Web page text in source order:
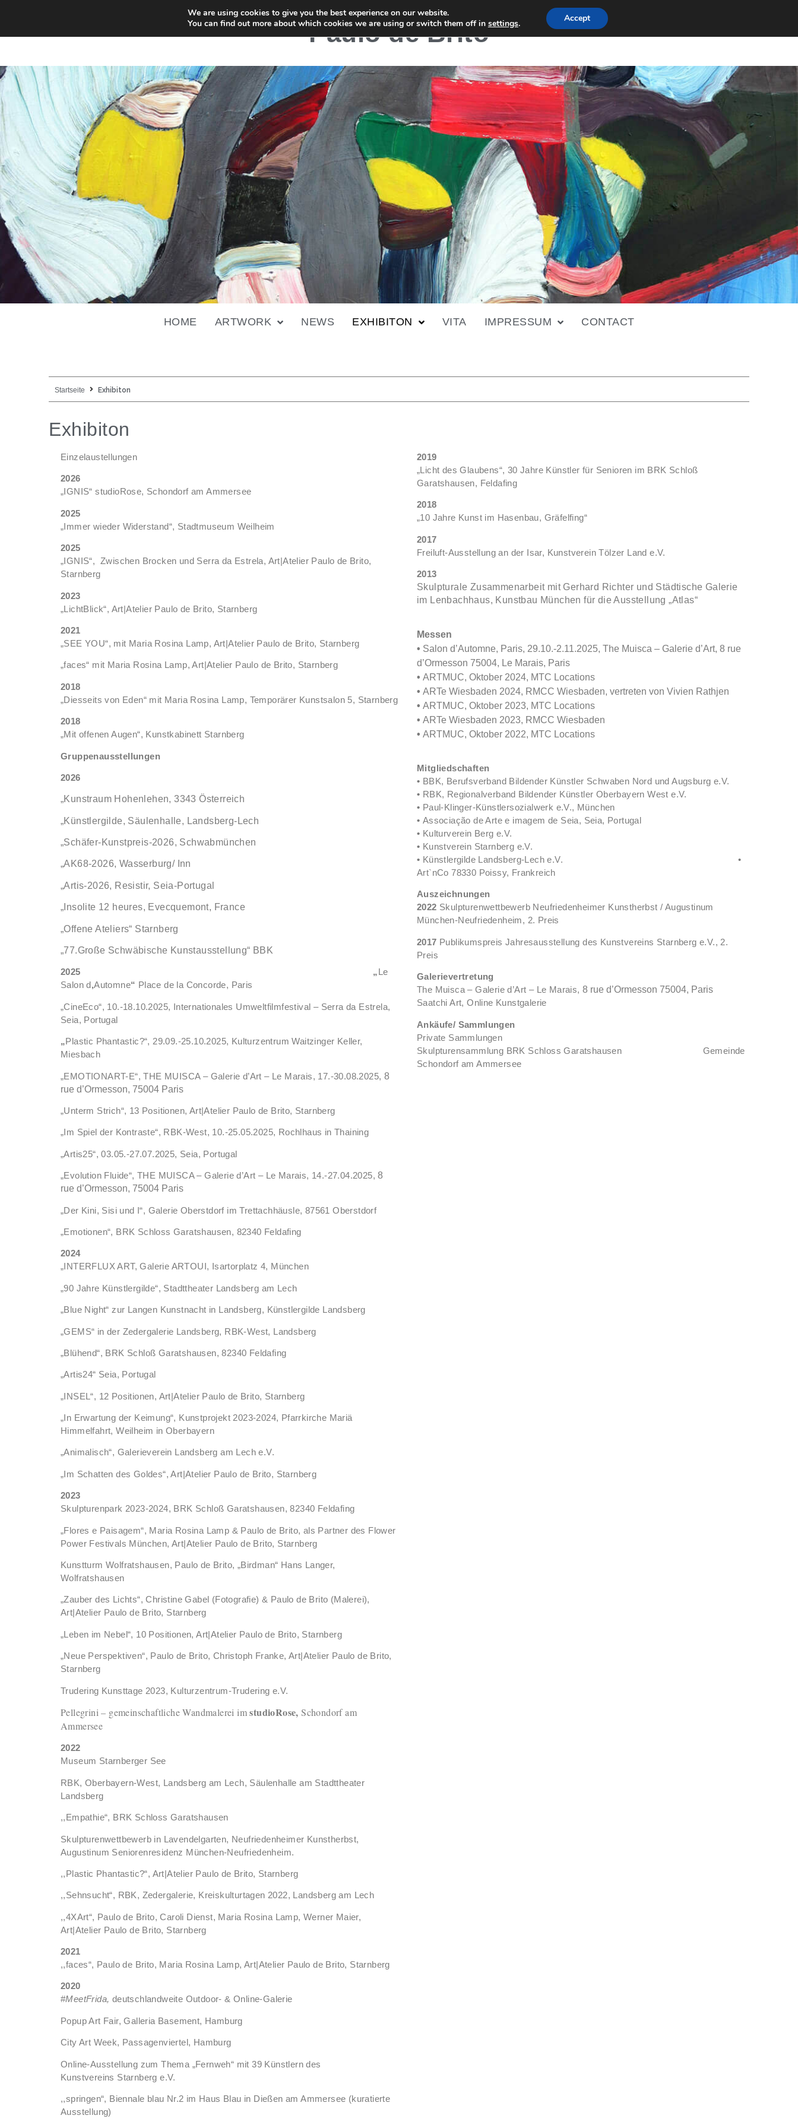
Paulo de Brito
HOME ARTWORK NEWS EXHIBITON VITA IMPRESSUM CONTACT
Startseite Exhibiton
Exhibiton
Einzelaustellungen
2026
„IGNIS“ studioRose, Schondorf am Ammersee
2025
„Immer wieder Widerstand“, Stadtmuseum Weilheim
2025
„IGNIS“, Zwischen Brocken und Serra da Estrela, Art|Atelier Paulo de Brito,
Starnberg
2023
„LichtBlick“, Art|Atelier Paulo de Brito, Starnberg
2021
„SEE YOU“, mit Maria Rosina Lamp, Art|Atelier Paulo de Brito, Starnberg
„faces“ mit Maria Rosina Lamp, Art|Atelier Paulo de Brito, Starnberg
2018
„Diesseits von Eden“ mit Maria Rosina Lamp, Temporärer Kunstsalon 5, Starnberg
2018
„Mit offenen Augen“, Kunstkabinett Starnberg
Gruppenausstellungen
2026
„Kunstraum Hohenlehen, 3343 Österreich
„Künstlergilde, Säulenhalle, Landsberg-Lech
„Schäfer-Kunstpreis-2026, Schwabmünchen
„AK68-2026, Wasserburg/ Inn
„Artis-2026, Resistir, Seia-Portugal
„Insolite 12 heures, Evecquemont, France
„Offene Ateliers“ Starnberg
„77.Große Schwäbische Kunstausstellung“ BBK
2025 „Le
Salon d‚Automne“ Place de la Concorde, Paris
„CineEco“, 10.-18.10.2025, Internationales Umweltfilmfestival – Serra da Estrela,
Seia, Portugal
„Plastic Phantastic?“, 29.09.-25.10.2025, Kulturzentrum Waitzinger Keller,
Miesbach
„EMOTIONART-E“, THE MUISCA – Galerie d’Art – Le Marais, 17.-30.08.2025, 8
rue d’Ormesson, 75004 Paris
„Unterm Strich“, 13 Positionen, Art|Atelier Paulo de Brito, Starnberg
„Im Spiel der Kontraste“, RBK-West, 10.-25.05.2025, Rochlhaus in Thaining
„Artis25“, 03.05.-27.07.2025, Seia, Portugal
„Evolution Fluide“, THE MUISCA – Galerie d’Art – Le Marais, 14.-27.04.2025,8
rue d’Ormesson, 75004 Paris
„Der Kini, Sisi und I“, Galerie Oberstdorf im Trettachhäusle, 87561 Oberstdorf
„Emotionen“, BRK Schloss Garatshausen, 82340 Feldafing
2024
„INTERFLUX ART, Galerie ARTOUI, Isartorplatz 4, München
„90 Jahre Künstlergilde“, Stadttheater Landsberg am Lech
„Blue Night“ zur Langen Kunstnacht in Landsberg, Künstlergilde Landsberg
„GEMS“ in der Zedergalerie Landsberg, RBK-West, Landsberg
„Blühend“, BRK Schloß Garatshausen, 82340 Feldafing
„Artis24“ Seia, Portugal
„INSEL“, 12 Positionen, Art|Atelier Paulo de Brito, Starnberg
„In Erwartung der Keimung“, Kunstprojekt 2023-2024, Pfarrkirche Mariä
Himmelfahrt, Weilheim in Oberbayern
„Animalisch“, Galerieverein Landsberg am Lech e.V.
„Im Schatten des Goldes“, Art|Atelier Paulo de Brito, Starnberg
2023
Skulpturenpark 2023-2024, BRK Schloß Garatshausen, 82340 Feldafing
„Flores e Paisagem“, Maria Rosina Lamp & Paulo de Brito, als Partner des Flower
Power Festivals München, Art|Atelier Paulo de Brito, Starnberg
Kunstturm Wolfratshausen, Paulo de Brito, „Birdman“ Hans Langer,
Wolfratshausen
„Zauber des Lichts“, Christine Gabel (Fotografie) & Paulo de Brito (Malerei),
Art|Atelier Paulo de Brito, Starnberg
„Leben im Nebel“, 10 Positionen, Art|Atelier Paulo de Brito, Starnberg
„Neue Perspektiven“, Paulo de Brito, Christoph Franke, Art|Atelier Paulo de Brito,
Starnberg
Trudering Kunsttage 2023, Kulturzentrum-Trudering e.V.
Pellegrini – gemeinschaftliche Wandmalerei imstudioRose, Schondorf am
Ammersee
2022
Museum Starnberger See
RBK, Oberbayern-West, Landsberg am Lech, Säulenhalle am Stadttheater
Landsberg
,,Empathie“, BRK Schloss Garatshausen
Skulpturenwettbewerb in Lavendelgarten, Neufriedenheimer Kunstherbst,
Augustinum Seniorenresidenz München-Neufriedenheim.
,,Plastic Phantastic?“, Art|Atelier Paulo de Brito, Starnberg
,,Sehnsucht“, RBK, Zedergalerie, Kreiskulturtagen 2022, Landsberg am Lech
,,4XArt“, Paulo de Brito, Caroli Dienst, Maria Rosina Lamp, Werner Maier,
Art|Atelier Paulo de Brito, Starnberg
2021
,,faces“, Paulo de Brito, Maria Rosina Lamp, Art|Atelier Paulo de Brito, Starnberg
2020
#MeetFrida, deutschlandweite Outdoor- & Online-Galerie
Popup Art Fair, Galleria Basement, Hamburg
City Art Week, Passagenviertel, Hamburg
Online-Ausstellung zum Thema „Fernweh“ mit 39 Künstlern des
Kunstvereins Starnberg e.V.
,,springen“, Biennale blau Nr.2 im Haus Blau in Dießen am Ammersee (kuratierte
Ausstellung)
2019
„Licht des Glaubens“, 30 Jahre Künstler für Senioren im BRK Schloß
Garatshausen, Feldafing
2018
„10 Jahre Kunst im Hasenbau, Gräfelfing“
2017
Freiluft-Ausstellung an der Isar, Kunstverein Tölzer Land e.V.
2013
Skulpturale Zusammenarbeit mit Gerhard Richter und Städtische Galerie
im Lenbachhaus, Kunstbau München für die Ausstellung „Atlas“
Messen
• Salon d’Automne, Paris, 29.10.-2.11.2025, The Muisca – Galerie d’Art, 8 rue
d’Ormesson 75004, Le Marais, Paris
• ARTMUC, Oktober 2024, MTC Locations
• ARTe Wiesbaden 2024, RMCC Wiesbaden, vertreten von Vivien Rathjen
• ARTMUC, Oktober 2023, MTC Locations
• ARTe Wiesbaden 2023, RMCC Wiesbaden
• ARTMUC, Oktober 2022, MTC Locations
Mitgliedschaften
• BBK, Berufsverband Bildender Künstler Schwaben Nord und Augsburg e.V.
• RBK, Regionalverband Bildender Künstler Oberbayern West e.V.
• Paul-Klinger-Künstlersozialwerk e.V., München
• Associação de Arte e imagem de Seia, Seia, Portugal
• Kulturverein Berg e.V.
• Kunstverein Starnberg e.V.
• Künstlergilde Landsberg-Lech e.V. •
Art`nCo 78330 Poissy, Frankreich
Auszeichnungen
2022 Skulpturenwettbewerb Neufriedenheimer Kunstherbst / Augustinum
München-Neufriedenheim, 2. Preis
2017 Publikumspreis Jahresausstellung des Kunstvereins Starnberg e.V., 2.
Preis
Galerievertretung
The Muisca – Galerie d’Art – Le Marais, 8 rue d’Ormesson 75004, Paris
Saatchi Art, Online Kunstgalerie
Ankäufe/ Sammlungen
Private Sammlungen
Skulpturensammlung BRK Schloss Garatshausen Gemeinde
Schondorf am Ammersee
We are using cookies to give you the best experience on our website.
You can find out more about which cookies we are using or switch them off in settings. Accept